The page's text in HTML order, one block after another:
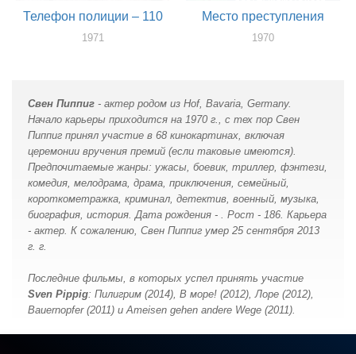
Телефон полиции – 110
1971
Место преступления
1970
Свен Пиппиг - актер родом из Hof, Bavaria, Germany.
Начало карьеры приходится на 1970 г., с тех пор Свен
Пиппиг принял участие в 68 кинокартинах, включая
церемонии вручения премий (если таковые имеются).
Предпочитаемые жанры: ужасы, боевик, триллер, фэнтези,
комедия, мелодрама, драма, приключения, семейный,
короткометражка, криминал, детектив, военный, музыка,
биография, история. Дата рождения - . Рост - 186. Карьера
- актер. К сожалению, Свен Пиппиг умер 25 сентября 2013
г. г.
Последние фильмы, в которых успел принять участие
Sven Pippig: Пилигрим (2014), В море! (2012), Лоре (2012),
Bauernopfer (2011) и Ameisen gehen andere Wege (2011).